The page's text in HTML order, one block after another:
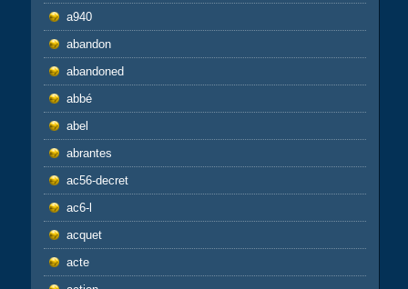
a940
abandon
abandoned
abbé
abel
abrantes
ac56-decret
ac6-l
acquet
acte